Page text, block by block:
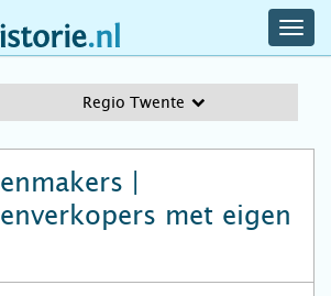
Regio Twente
|
met eigen